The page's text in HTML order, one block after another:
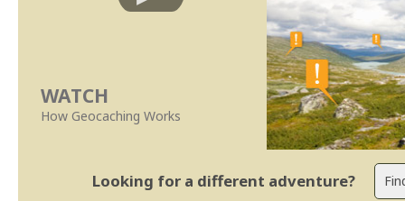
WATCH
How Geocaching Works
Looking for a different adventure?